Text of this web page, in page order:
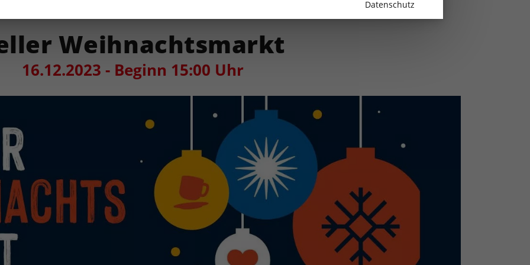
Weihnachtsmarkt
16.12.2023 - Beginn 15:00 Uhr
Datenschutz